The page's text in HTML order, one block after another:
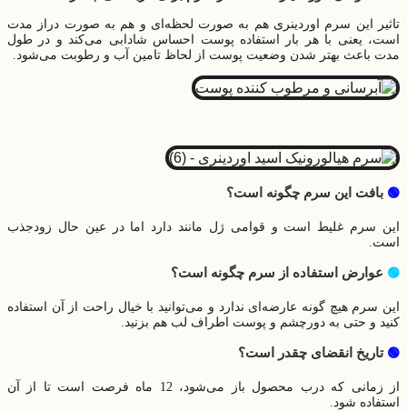
تاثیر این سرم اوردینری هم به صورت لحظه‌ای و هم به صورت دراز مدت
است، یعنی با هر بار استفاده پوست احساس شادابی می‌کند و در طول
مدت باعث بهتر شدن وضعیت پوست از لحاظ تامین آب و رطوبت می‌‌شود.
🟢 بافت این سرم چگونه است؟
این سرم غلیط است و قوامی ژل مانند دارد اما در عین حال زودجذب
است.
🟢 عوارض استفاده از سرم چگونه است؟
این سرم هیچ گونه عارضه‌ای ندارد و می‌توانید با خیال راحت از آن استفاده
کنید و حتی به دورچشم و پوست اطراف لب هم بزنید.
🟢 تاریخ انقضای چقدر است؟
از زمانی که درب محصول باز می‌‌شود، 12 ماه فرصت است تا از آن
استفاده شود.